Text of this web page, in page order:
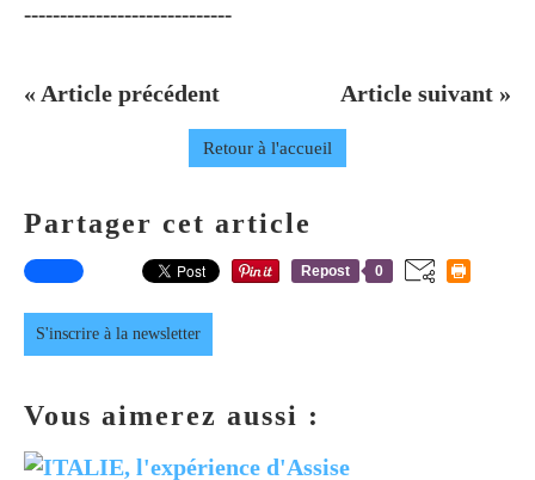
-----------------------------
« Article précédent Article suivant »
Retour à l'accueil
Partager cet article
Repost 0
S'inscrire à la newsletter
Vous aimerez aussi :